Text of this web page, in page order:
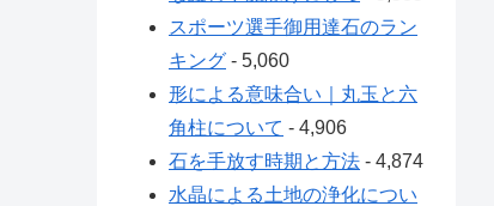
スポーツ選手御用達石のラン
キング - 5,060
形による意味合い｜丸玉と六
角柱について - 4,906
石を手放す時期と方法 - 4,874
水晶による土地の浄化につい